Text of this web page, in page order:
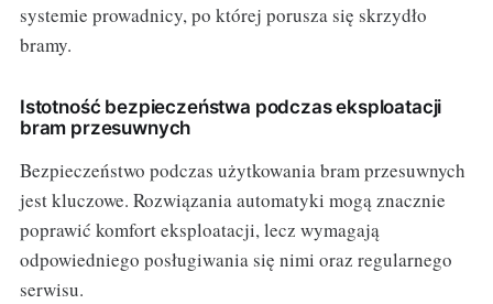
systemie prowadnicy, po której porusza się skrzydło
bramy.
Istotność bezpieczeństwa podczas eksploatacji
bram przesuwnych
Bezpieczeństwo podczas użytkowania bram przesuwnych
jest kluczowe. Rozwiązania automatyki mogą znacznie
poprawić komfort eksploatacji, lecz wymagają
odpowiedniego posługiwania się nimi oraz regularnego
serwisu.